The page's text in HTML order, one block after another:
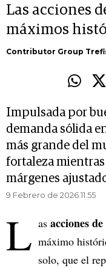
Las acciones
máximos
Contributor Group
Impulsada por
demanda sólida
más grande del
fortaleza
márgenes
9 Febrero de 2026 11.55
L as acciones
máximo
solo, que el